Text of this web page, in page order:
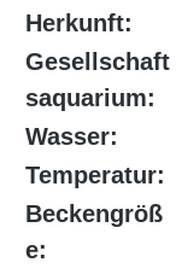
Herkunft:
Gesellschaft
saquarium:
Wasser:
Temperatur:
Beckengröß
e: